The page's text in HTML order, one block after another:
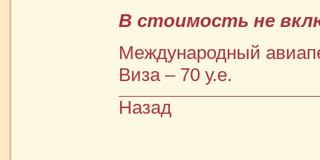
В стоимость не
Международный
Виза – 70 у.е.
Назад